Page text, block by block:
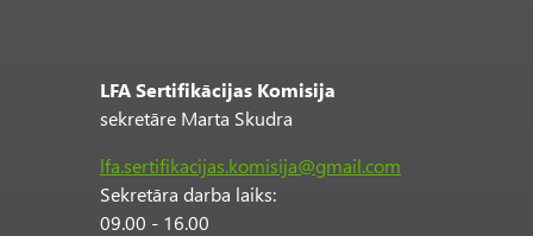
LFA Sertifikācijas Komisija
sekretāre Marta Skudra
lfa.sertifikacijas.komisija@gmail.com
Sekretāra darba laiks:
09.00 - 16.00